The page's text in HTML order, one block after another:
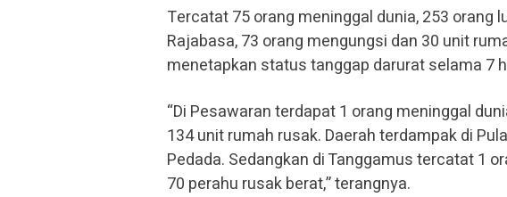
Tercatat 75 orang meninggal dunia, 253 orang
Rajabasa, 73 orang mengungsi dan 30 unit
menetapkan status tanggap darurat selama 7
“Di Pesawaran terdapat 1 orang meninggal
134 unit rumah rusak. Daerah terdampak di
Pedada. Sedangkan di Tanggamus tercatat 1
70 perahu rusak berat,” terangnya.